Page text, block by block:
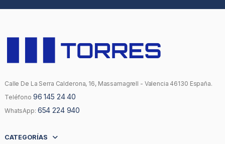
Calle De La Serra Calderona, 16, Massamagrell - Valencia 46130 España.
Teléfono 96 145 24 40
WhatsApp: 654 224 940
CATEGORÍAS